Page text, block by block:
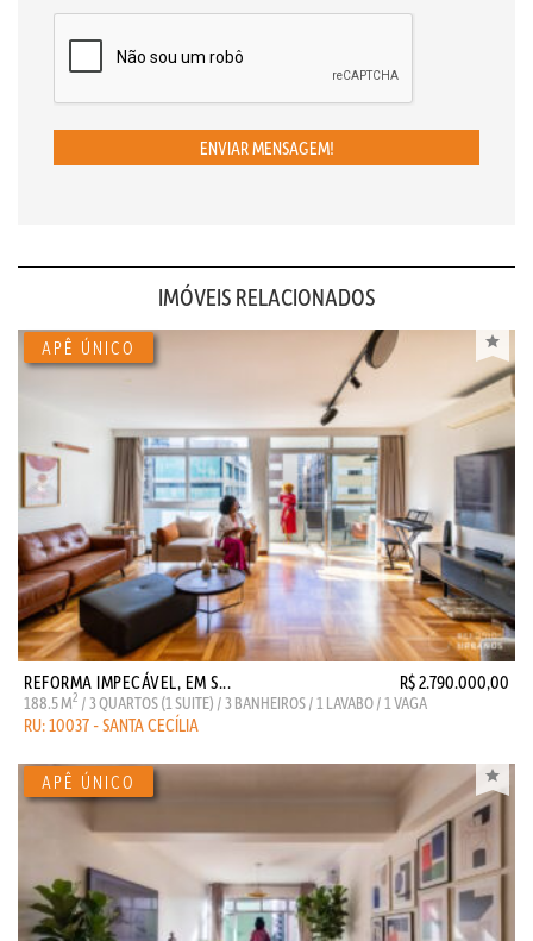
ENVIAR MENSAGEM!
IMÓVEIS RELACIONADOS
REFORMA IMPECÁVEL, EM S... R$ 2.790.000,00
188.5 M2 / 3 QUARTOS (1 SUITE) / 3 BANHEIROS / 1 LAVABO / 1 VAGA
RU: 10037 - SANTA CECÍLIA